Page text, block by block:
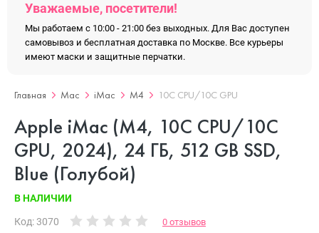
Уважаемые, посетители!
Мы работаем с 10:00 - 21:00 без выходных. Для Вас доступен
самовывоз и бесплатная доставка по Москве. Все курьеры
имеют маски и защитные перчатки.
Главная Mac iMac M4 10C CPU/10C GPU
Apple iMac (M4, 10C CPU/10C
GPU, 2024), 24 ГБ, 512 GB SSD,
Blue (Голубой)
В НАЛИЧИИ
Код: 3070 0 отзывов